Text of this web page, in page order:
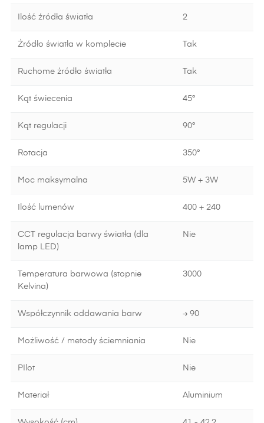
Ilość źródła światła 2
Źródło światła w komplecie Tak
Ruchome źródło światła Tak
Kąt świecenia 45°
Kąt regulacji 90°
Rotacja 350°
Moc maksymalna 5W + 3W
Ilość lumenów 400 + 240
CCT regulacja barwy światła (dla
lamp LED)
Nie
Temperatura barwowa (stopnie
Kelvina)
3000
Współczynnik oddawania barw ≥ 90
Możliwość / metody ściemniania Nie
PIlot Nie
Materiał Aluminium